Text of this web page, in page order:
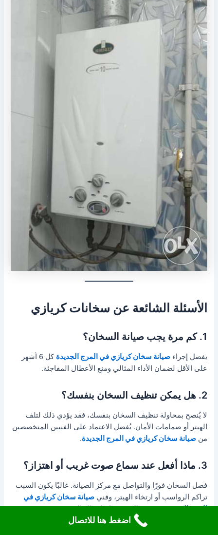
الأسئلة الشائعة عن سخانات كريازي
1. كم مرة يجب صيانة السخان؟
يفضل إجراءصيانة سخان كريازي في المرج الجديدة
كل 6 أشهر
على الأقل لضمان الأداء المثالي ومنع الأعطال المفاجئة.
2. هل يمكن تنظيف السخان بنفسك؟
لا يُنصح بمحاولة تنظيف السخان بنفسك، فقد يؤدي ذلك لتلف
الهيتر أو صمامات الأمان. يُفضل الاعتماد على الفنيين المتخصصين
منصيانة سخان كريازي في المرج الجديدة.
3. ماذا أفعل عند سماع صوت غريب أو اهتزاز؟
فصل السخان فورًا والتواصل مع مركز الصيانة. غالبًا يكون السبب
تراكم الرواسب أو ارتخاء الهيتر، وفنيصيانة سخان كريازي في
المرج الجديدةسيقوم بالفحص وإصلاح الخلل.
اضغط هنا للاتصال